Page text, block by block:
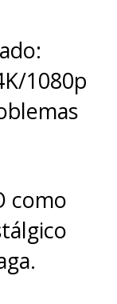
esto
1080p
como